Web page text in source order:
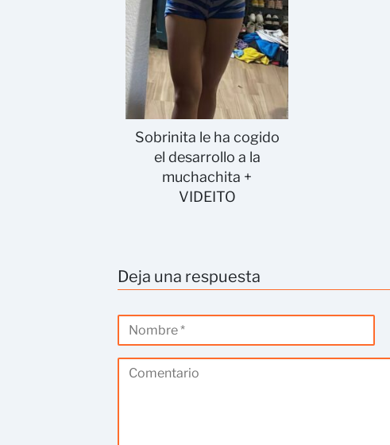
Sobrinita le ha cogido
el desarrollo a la
muchachita +
VIDEITO
Deja una respuesta